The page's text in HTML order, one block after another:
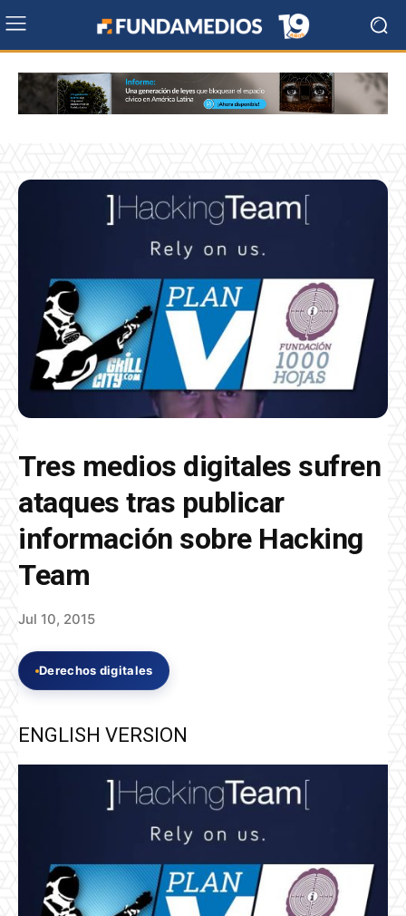
Tres medios digitales sufren
ataques tras publicar
información sobre Hacking
Team
Jul 10, 2015
Derechos digitales
ENGLISH VERSION